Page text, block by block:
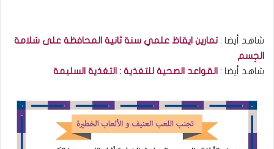
شاهد أيضا :تمارين ايقاظ علمي سنة ثانية المحافظة على سَلامة
الجِسم
شاهد أيضا : القواعد الصحية للتغذية : التغذية السليمة